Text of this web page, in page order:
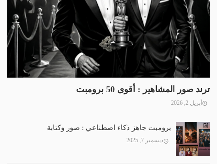
ترند صور المشاهير : أقوى 50 برومبت
أبريل 2, 2026
برومبت جاهز ذكاء اصطناعي : صور وكتابة
ديسمبر 7, 2025